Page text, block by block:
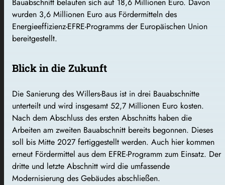
wurden 3,6 Millionen Euro aus Fördermitteln des
Energieeffizienz-EFRE-Programms der Europäischen Union
bereitgestellt.
Blick in die Zukunft
Die Sanierung des Willers-Baus ist in drei Bauabschnitte
unterteilt und wird insgesamt 52,7 Millionen Euro kosten.
Nach dem Abschluss des ersten Abschnitts haben die
Arbeiten am zweiten Bauabschnitt bereits begonnen. Dieses
soll bis Mitte 2027 fertiggestellt werden. Auch hier kommen
erneut Fördermittel aus dem EFRE-Programm zum Einsatz. Der
dritte und letzte Abschnitt wird die umfassende
Modernisierung des Gebäudes abschließen.